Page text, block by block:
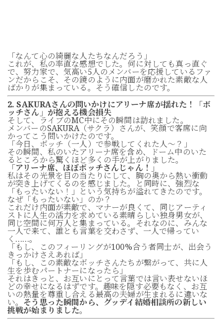
「なんて心の綺麗な人たちなんだろう」
これが、私の率直な感想でした。何に対しても真っ直ぐ
で、努力家で、気高い5人のメンバーを応援しているファ
ンだからこそ、その鏡のように内面が磨かれた素敵な人
ばかりが集まっている。そう確信したのです。
2. SAKURAさんの問いかけにアリーナ席が揺れた！「ボ
ッチさん」が抱える機会損失
そして、ライブのMC中にその瞬間は訪れました。
メンバーのSAKURA（サクラ）さんが、笑顔で客席に向
かってこう問いかけたのです。
「今日、ボッチ（一人）で参戦してくれた人～？」
その瞬間、私のいたアリーナ席を含め、ドーム中のいた
るところから驚くほど多くの手が上がりました。
「アリーナ席、ほぼボッチさんじゃん！」
私はその光景を目の当たりにして、胸の奥から熱い衝動
が突き上げてくるのを感じました。と同時に、強烈な
「もったいない！」という気持ちが溢れてきたのです。
なぜ「もったいない」のか？
これだけ内面が素敵で、マナーが良くて、同じアーティ
ストに人生の活力を求めている素晴らしい独身男女が、
同じ空間に何万人と集まっている。それなのに、みんな
一人で来て、誰とも言葉を交わさず、一人で帰ってい
く……。
「もし、このフィーリングが100%合う者同士が、出会う
きっかけさえあれば」
「もし、この素敵なボッチさんたちが繋がって、共に人
生を歩むパートナーになったら」
それはきっと、お互いにとって言葉では言い表せないほ
どの幸せになるはずです。趣味を隠す必要もなく、お互
いの熱量を尊重し合える最高の夫婦が生まれるに違いな
い。 そう思った瞬間から、グッデイ結婚相談所の新しい
挑戦が始まりました。